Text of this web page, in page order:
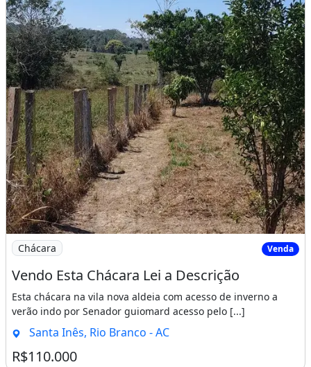
Imagem: Vendo Esta Chácara Lei a Descrição
Chácara Venda
Vendo Esta Chácara Lei a Descrição
Esta chácara na vila nova aldeia com acesso de inverno a
verão indo por Senador guiomard acesso pelo [...]
Santa Inês, Rio Branco - AC
R$110.000